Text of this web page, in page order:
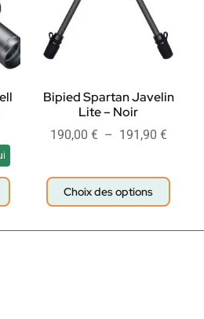
Bipied Spartan Javelin
Lite – Noir
190,00 € – 191,90 €
Choix des options